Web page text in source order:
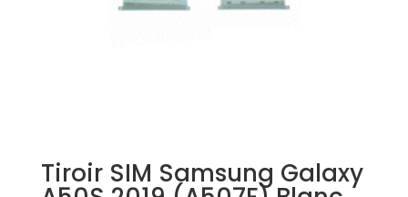
Tiroir SIM Samsung Galaxy